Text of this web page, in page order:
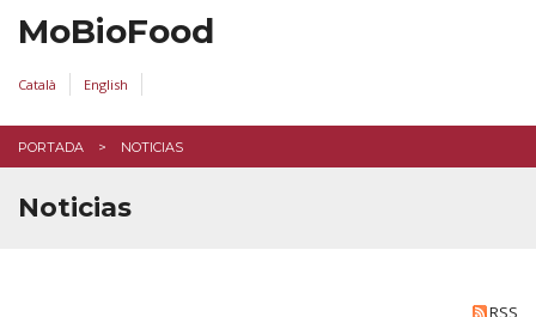
MoBioFood
Català English
PORTADA NOTICIAS
Noticias
RSS